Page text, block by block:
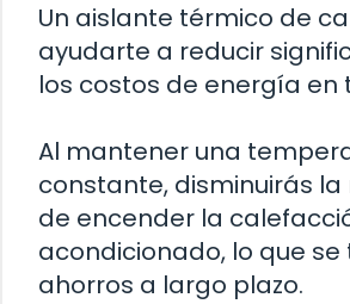
Un aislante térmico de
ayudarte a reducir
los costos de energía en
Al mantener una
constante, disminuirás
de encender la
acondicionado, lo que
ahorros a largo plazo.